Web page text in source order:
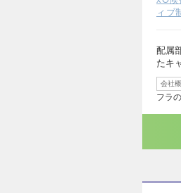
ィブ
配属
たキ
会社
フラ